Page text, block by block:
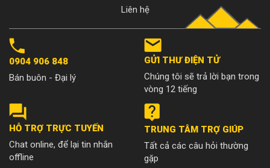
Liên hệ
0904 906 848
Bán buôn - Đại lý
GỬI THƯ ĐIỆN TỬ
Chúng tôi sẽ trả lời bạn trong
vòng 12 tiếng
HỖ TRỢ TRỰC TUYẾN
Chat online, để lại tin nhắn
offline
TRUNG TÂM TRỢ GIÚP
Tất cả các câu hỏi thường
gặp